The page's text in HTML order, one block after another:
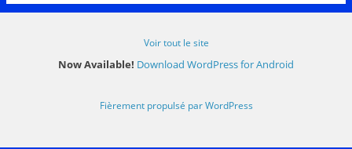
Voir tout le site
Now Available! Download WordPress for Android
Fièrement propulsé par WordPress